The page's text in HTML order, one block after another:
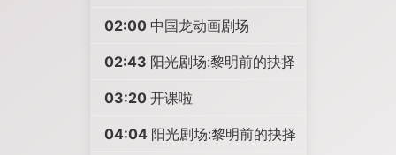
02:00 中国龙动画剧场
02:43 阳光剧场:黎明前的抉择
03:20 开课啦
04:04 阳光剧场:黎明前的抉择